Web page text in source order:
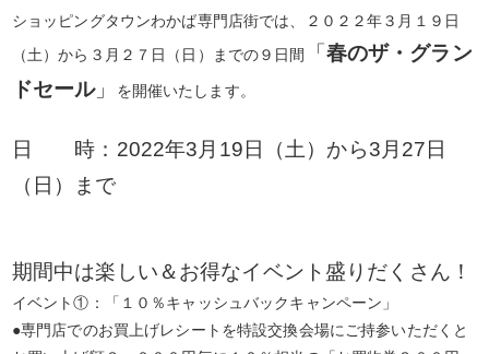
ショッピングタウンわかば専門店街では、２０２２年３月１９日
（土）から３月２７日（日）までの９日間
「 春のザ・グラン
ドセール」 を開催いたします。
日 時：2022年3月19日（土）から3月27日
（日）まで
期間中は楽しい＆お得なイベント盛りだくさん！
イベント①：「１０％キャッシュバックキャンペーン」
●専門店でのお買上げレシートを特設交換会場にご持参いただくと